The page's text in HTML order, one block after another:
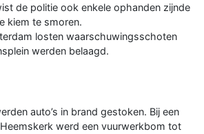
de politie ook enkele ophanden zijnde
kiem te smoren.
losten waarschuwingsschoten
werden belaagd.
auto’s in brand gestoken. Bij een
werd een vuurwerkbom tot